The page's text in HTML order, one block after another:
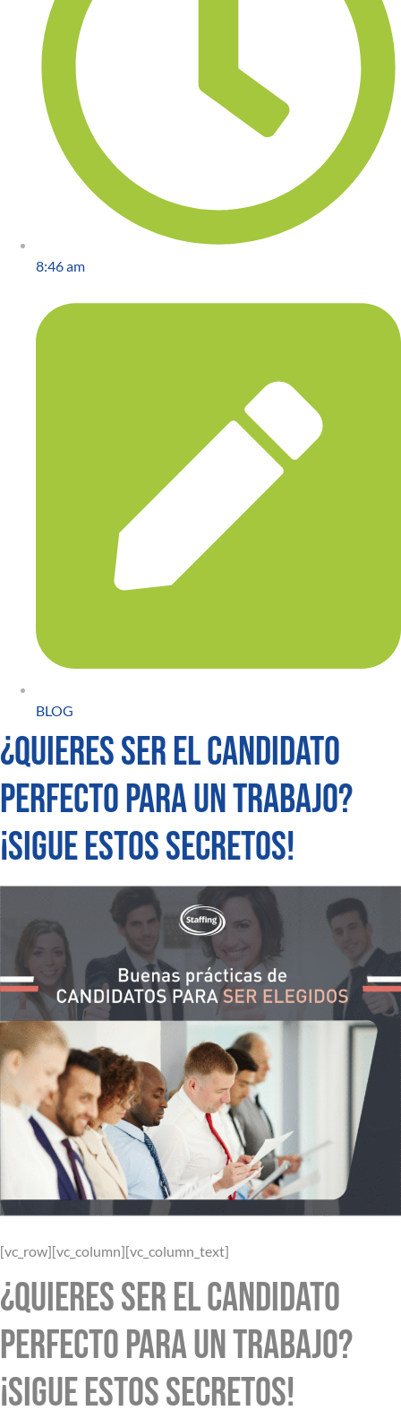
8:46 am
BLOG
¿Quieres ser el candidato
perfecto para un trabajo?
¡Sigue estos secretos!
[vc_row][vc_column][vc_column_text]
¿Quieres ser el candidato
perfecto para un trabajo?
¡Sigue estos secretos!